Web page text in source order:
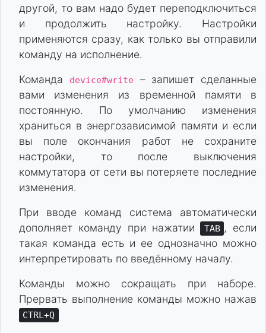
другой, то вам надо будет переподключиться
и продолжить настройку. Настройки
применяются сразу, как только вы отправили
команду на исполнение.
Команда
device#write– запишет сделанные
вами изменения из временной памяти в
постоянную. По умолчанию изменения
храниться в энергозависимой памяти и если
вы поле окончания работ не сохраните
настройки, то после выключения
коммутатора от сети вы потеряете последние
изменения.
При вводе команд система автоматически
дополняет команду при нажатии
TAB , если
такая команда есть и ее однозначно можно
интерпретировать по введённому началу.
Команды можно сокращать при наборе.
Прервать выполнение команды можно нажав
CTRL+Q